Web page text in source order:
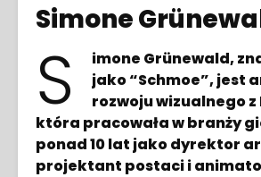
Simone
S
imone Grünewald,
jako “Schmoe”, jest
rozwoju wizualnego z
która pracowała w branży
ponad 10 lat jako dyrektor
projektant postaci i